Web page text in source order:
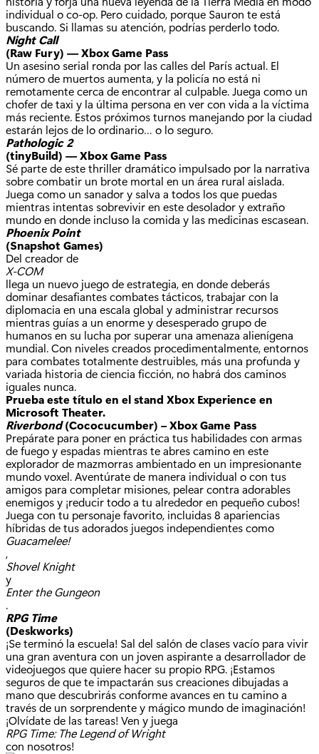
individual o co-op. Pero cuidado, porque Sauron te está
buscando. Si llamas su atención, podrías perderlo todo.
Night Call
(Raw Fury) — Xbox Game Pass
Un asesino serial ronda por las calles del París actual. El
número de muertos aumenta, y la policía no está ni
remotamente cerca de encontrar al culpable. Juega como un
chofer de taxi y la última persona en ver con vida a la víctima
más reciente. Estos próximos turnos manejando por la ciudad
estarán lejos de lo ordinario… o lo seguro.
Pathologic 2
(tinyBuild) — Xbox Game Pass
Sé parte de este thriller dramático impulsado por la narrativa
sobre combatir un brote mortal en un área rural aislada.
Juega como un sanador y salva a todos los que puedas
mientras intentas sobrevivir en este desolador y extraño
mundo en donde incluso la comida y las medicinas escasean.
Phoenix Point
(Snapshot Games)
Del creador de
X-COM
llega un nuevo juego de estrategia, en donde deberás
dominar desafiantes combates tácticos, trabajar con la
diplomacia en una escala global y administrar recursos
mientras guías a un enorme y desesperado grupo de
humanos en su lucha por superar una amenaza alienígena
mundial. Con niveles creados procedimentalmente, entornos
para combates totalmente destruibles, más una profunda y
variada historia de ciencia ficción, no habrá dos caminos
iguales nunca.
Prueba este título en el stand Xbox Experience en
Microsoft Theater.
Riverbond(Cococucumber) – Xbox Game Pass
Prepárate para poner en práctica tus habilidades con armas
de fuego y espadas mientras te abres camino en este
explorador de mazmorras ambientado en un impresionante
mundo voxel. Aventúrate de manera individual o con tus
amigos para completar misiones, pelear contra adorables
enemigos y ¡reducir todo a tu alrededor en pequeño cubos!
Juega con tu personaje favorito, incluidas 8 apariencias
híbridas de tus adorados juegos independientes como
Guacamelee!
,
Shovel Knight
y
Enter the Gungeon
.
RPG Time
(Deskworks)
¡Se terminó la escuela! Sal del salón de clases vacío para vivir
una gran aventura con un joven aspirante a desarrollador de
videojuegos que quiere hacer su propio RPG. ¡Estamos
seguros de que te impactarán sus creaciones dibujadas a
mano que descubrirás conforme avances en tu camino a
través de un sorprendente y mágico mundo de imaginación!
¡Olvídate de las tareas! Ven y juega
RPG Time: The Legend of Wright
con nosotros!